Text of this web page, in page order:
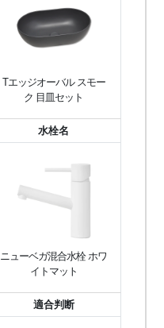
Tエッジオーバル スモー
ク 目皿セット
水栓名
ニューベガ混合水栓 ホワ
イトマット
適合判断